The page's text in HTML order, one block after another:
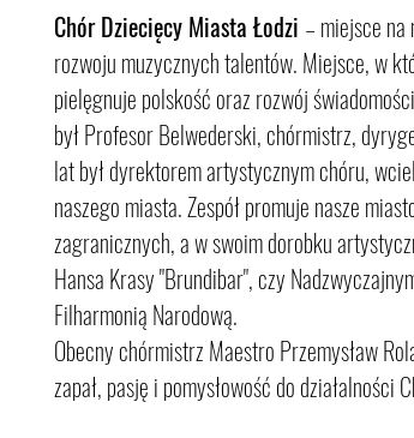
Chór Dziecięcy Miasta Łodzi – miejsce
rozwoju muzycznych talentów. Miejsce, w
pielęgnuje polskość oraz rozwój
był Profesor Belwederski, chórmistrz,
lat był dyrektorem artystycznym chóru,
naszego miasta. Zespół promuje nasze
zagranicznych, a w swoim dorobku
Hansa Krasy "Brundibar", czy
Filharmonią Narodową.
Obecny chórmistrz Maestro Przemysław
zapał, pasję i pomysłowość do działalności